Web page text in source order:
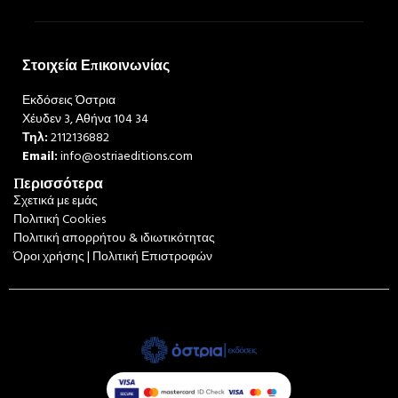
Στοιχεία Επικοινωνίας
Εκδόσεις Όστρια
Χέυδεν 3, Αθήνα 104 34
Τηλ:2112136882
Email:info@ostriaeditions.com
Περισσότερα
Σχετικά με εμάς
Πολιτική Cookies
Πολιτική απορρήτου & ιδιωτικότητας
Όροι χρήσης | Πολιτική Επιστροφών